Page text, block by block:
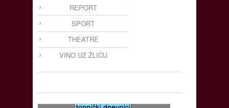
REPORT
SPORT
THEATRE
VINO UZ ŽLICU